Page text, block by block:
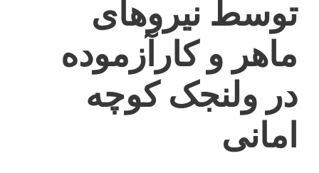
توسط نیروهای
ماهر و کارآزموده
در ولنجک کوچه
امانی